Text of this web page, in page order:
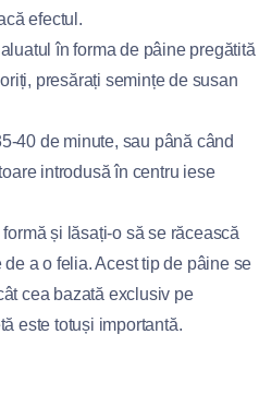
efectul.
în forma de pâine pregătită
presărați semințe de susan
40 de minute, sau până când
introdusă în centru iese
și lăsați-o să se răcească
a o felia. Acest tip de pâine se
cea bazată exclusiv pe
este totuși importantă.